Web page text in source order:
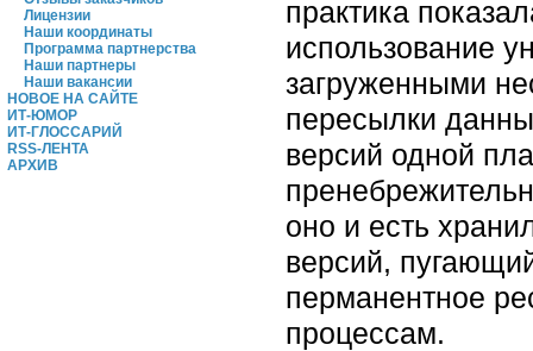
Лицензии
Наши координаты
Программа партнерства
Наши партнеры
Наши вакансии
НОВОЕ НА САЙТЕ
ИТ-ЮМОР
ИТ-ГЛОССАРИЙ
RSS-ЛЕНТА
АРХИВ
практика
использование
загруженными
пересылки
версий одной
оно и есть
версий,
перманентное
процессам.